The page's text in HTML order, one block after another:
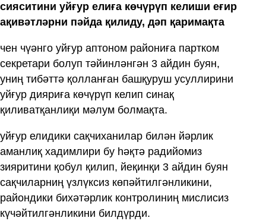
сияситини уйғур елиға көчүрүп келиши еғир
ақивәтләрни пәйда қилиду, дәп қаримақта
чен чүәнго уйғур аптоном райониға партком
секретари болуп тәйинләнгән 3 айдин буян,
униң тибәттә қолланған башқуруш усуллирини
уйғур дияриға көчүрүп келип синақ
қиливатқанлиқи мәлум болмақта.
уйғур елидики сақчиханилар билән йәрлик
аманлиқ хадимлири бу һәқтә радийомиз
зияритини қобул қилип, йеқинқи 3 айдин буян
сақчиларниң үзлүксиз көпәйтилгәнликини,
райондики бихәтәрлик контролиниң мислисиз
күчәйтилгәнликини билдүрди.